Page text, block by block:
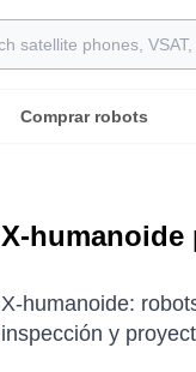
Comprar robots
X-
X-humanoide:
inspección y